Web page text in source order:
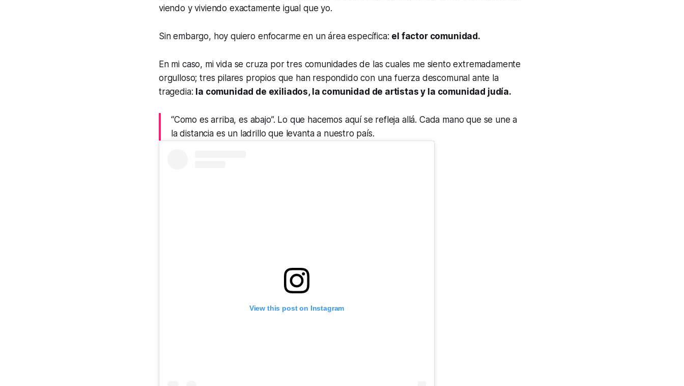
viendo y viviendo exactamente igual que yo.
Sin embargo, hoy quiero enfocarme en un área específica: el factor comunidad.
En mi caso, mi vida se cruza por tres comunidades de las cuales me siento extremadamente
orgulloso; tres pilares propios que han respondido con una fuerza descomunal ante la
tragedia: la comunidad de exiliados, la comunidad de artistas y la comunidad judía.
“Como es arriba, es abajo”. Lo que hacemos aquí se refleja allá. Cada mano que se une a
la distancia es un ladrillo que levanta a nuestro país.
View this post on Instagram